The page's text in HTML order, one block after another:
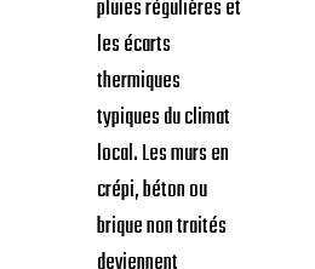
pluies régulières et
les écarts
thermiques
typiques du climat
local. Les murs en
crépi, béton ou
brique non traités